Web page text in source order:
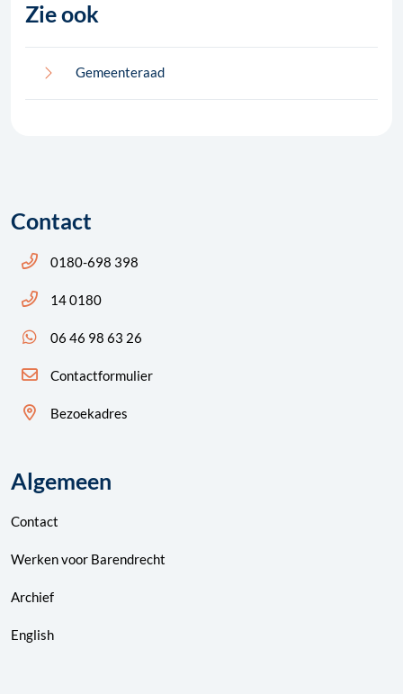
Zie ook
Gemeenteraad
Contact
Bel ons: 14 0180
0180-698 398
Bel ons: 14 0180
14 0180
App ons: 06 46 98 63 26 (WhatsApp)
06 46 98 63 26
Contactformulier
Bezoekadres
Algemeen
Contact
Werken voor Barendrecht
Archief
English